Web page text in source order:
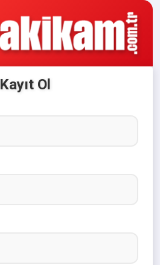
Kayıt Ol